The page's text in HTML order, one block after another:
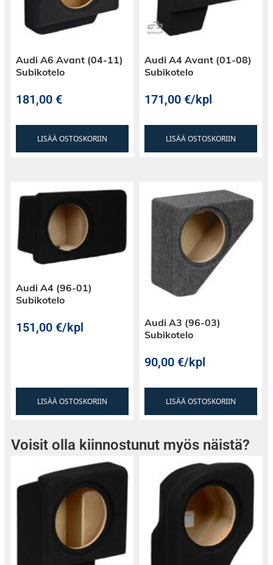
Audi A6 Avant (04-11)
Subikotelo
181,00€
LISÄÄ OSTOSKORIIN
Audi A4 Avant (01-08)
Subikotelo
171,00€/kpl
LISÄÄ OSTOSKORIIN
Audi A4 (96-01)
Subikotelo
151,00€/kpl
LISÄÄ OSTOSKORIIN
Audi A3 (96-03)
Subikotelo
90,00€/kpl
LISÄÄ OSTOSKORIIN
Voisit olla kiinnostunut myös näistä?